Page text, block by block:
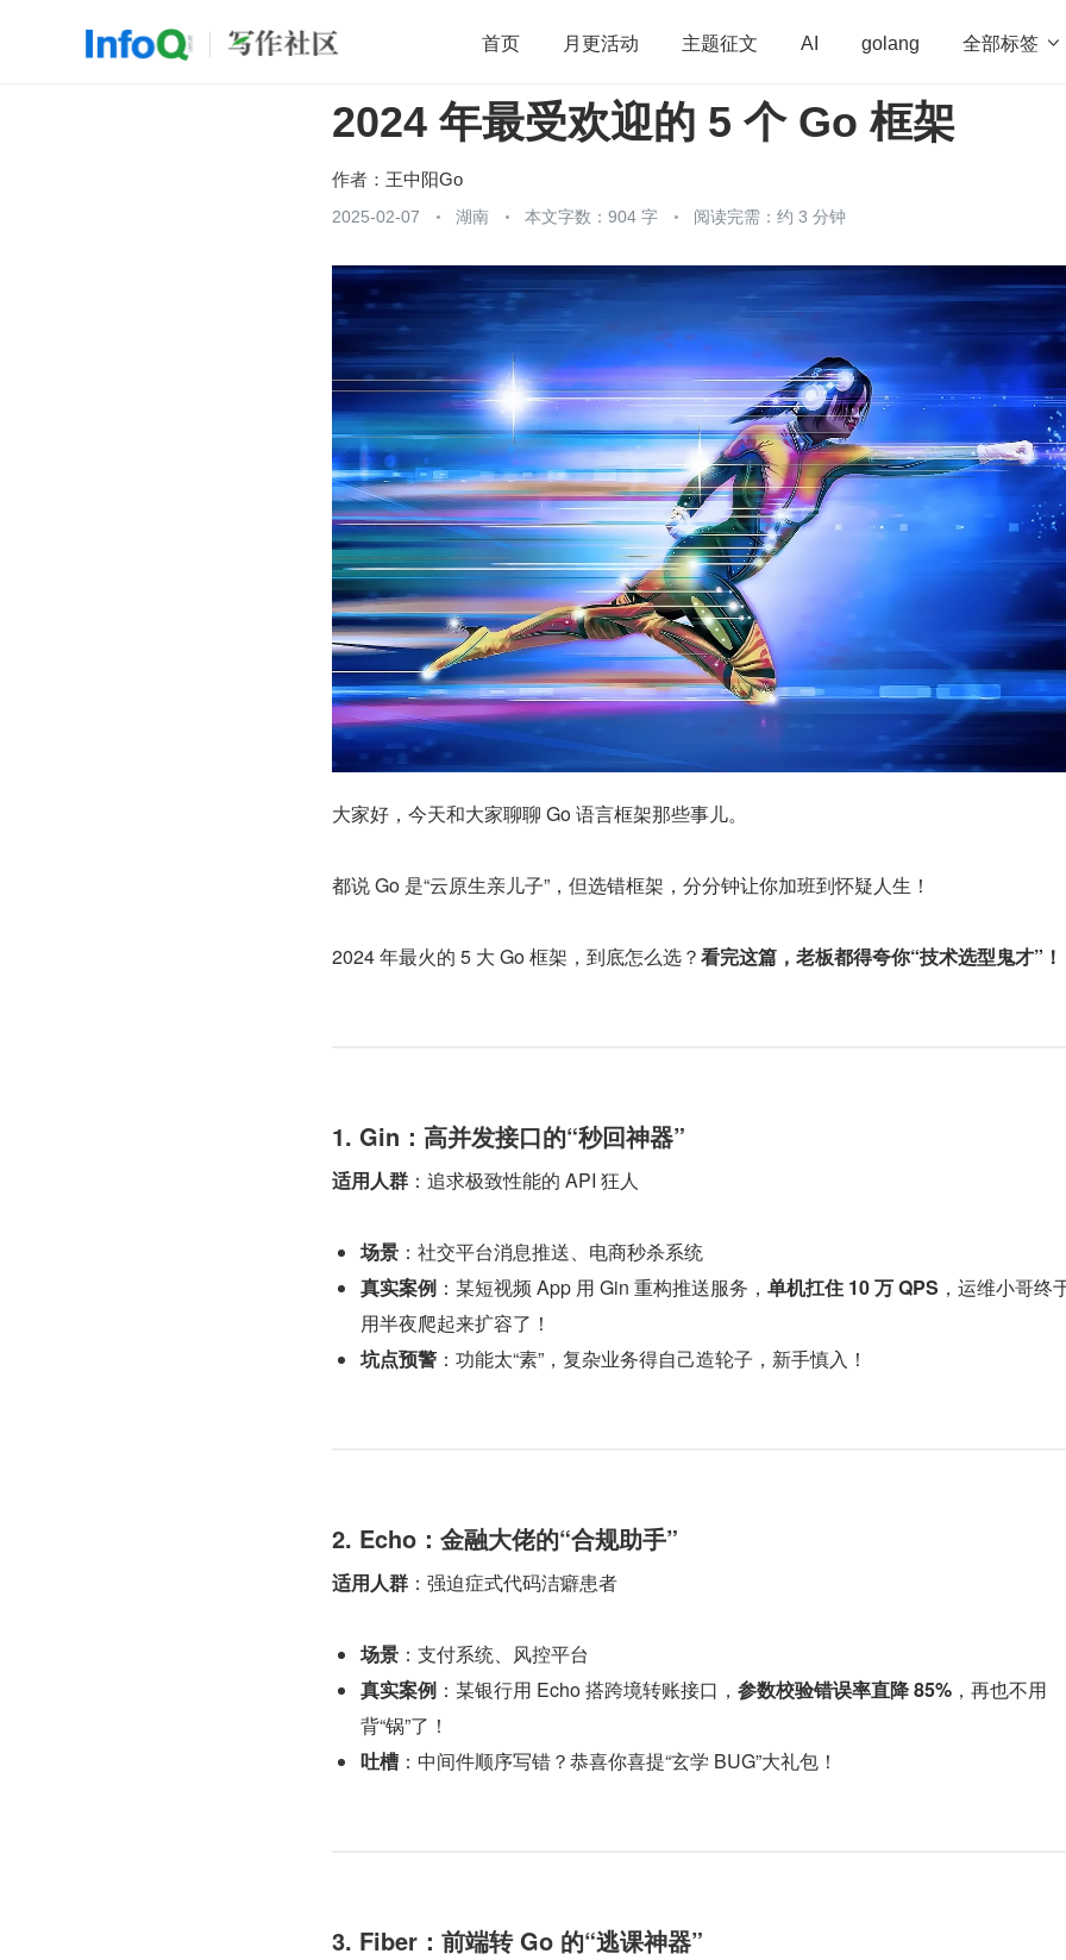
首页 月更活动 主题征文 AI golang 全部标签 
开源 架构 OpenHarmony 算法 学习方法 Web3.0
团队管理
2024 年最受欢迎的 5 个 Go 框架
作者： 王中阳Go
2025-02-07 湖南 本文字数：904 字 阅读完需：约 3 分钟
大家好，今天和大家聊聊 Go 语言框架那些事儿。
都说 Go 是“云原生亲儿子”，但选错框架，分分钟让你加班到怀疑人生！
2024 年最火的 5 大 Go 框架，到底怎么选？看完这篇，老板都得夸你“技术选型鬼才”！
1. Gin：高并发接口的“秒回神器”
适用人群 ：追求极致性能的 API 狂人
场景 ：社交平台消息推送、电商秒杀系统
真实案例 ：某短视频 App 用 Gin 重构推送服务， 单机扛住 10 万 QPS ，运维小哥终
用半夜爬起来扩容了！
坑点预警 ：功能太“素”，复杂业务得自己造轮子，新手慎入！
2. Echo：金融大佬的“合规助手”
适用人群 ：强迫症式代码洁癖患者
场景 ：支付系统、风控平台
真实案例 ：某银行用 Echo 搭跨境转账接口， 参数校验错误率直降 85% ，再也不用
背“锅”了！
吐槽 ：中间件顺序写错？恭喜你喜提“玄学 BUG”大礼包！
3. Fiber：前端转 Go 的“逃课神器”